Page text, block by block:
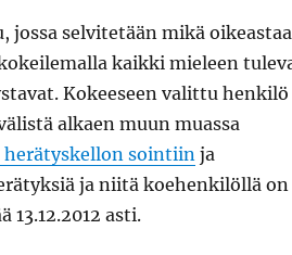
jossa selvitetään mikä
kaikki mieleen
Kokeeseen valittu henkilö
alkaen muun muassa
herätyskellon sointiinja
ja niitä koehenkilöllä on
13.12.2012 asti.